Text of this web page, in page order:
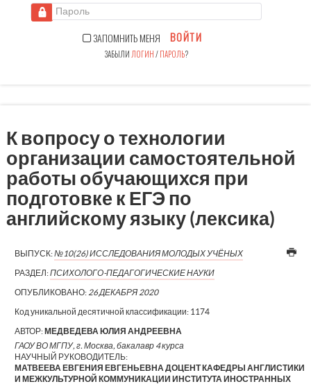
Пароль
ЗАПОМНИТЬ МЕНЯ ВОЙТИ
ЗАБЫЛИ ЛОГИН/ПАРОЛЬ?
К вопросу о технологии
организации самостоятельной
работы обучающихся при
подготовке к ЕГЭ по
английскому языку (лексика)
ВЫПУСК:№10(26) ИССЛЕДОВАНИЯ МОЛОДЫХ УЧЁНЫХ
РАЗДЕЛ:ПСИХОЛОГО-ПЕДАГОГИЧЕСКИЕ НАУКИ
ОПУБЛИКОВАНО: 26 ДЕКАБРЯ 2020
Код уникальной десятичной классификации: 1174
АВТОР:МЕДВЕДЕВА ЮЛИЯ АНДРЕЕВНА
ГАОУ ВО МГПУ, г. Москва, бакалавр 4 курса
НАУЧНЫЙ РУКОВОДИТЕЛЬ:
МАТВЕЕВА ЕВГЕНИЯ ЕВГЕНЬЕВНА ДОЦЕНТ КАФЕДРЫ АНГЛИСТИКИ
И МЕЖКУЛЬТУРНОЙ КОММУНИКАЦИИ ИНСТИТУТА ИНОСТРАННЫХ